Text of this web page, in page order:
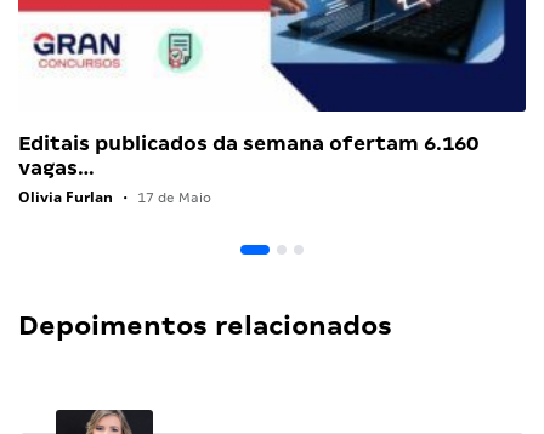
Editais publicados da semana ofertam 6.160
vagas…
Olivia Furlan • 17 de Maio
Depoimentos relacionados